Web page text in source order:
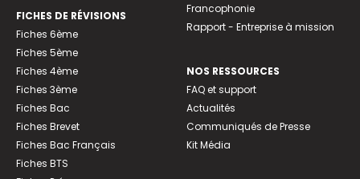
FICHES DE RÉVISIONS
Fiches 6ème
Fiches 5ème
Fiches 4ème
Fiches 3ème
Fiches Bac
Fiches Brevet
Fiches Bac Français
Fiches BTS
Francophonie
Rapport - Entreprise à mission
NOS RESSOURCES
FAQ et support
Actualités
Communiqués de Presse
Kit Média